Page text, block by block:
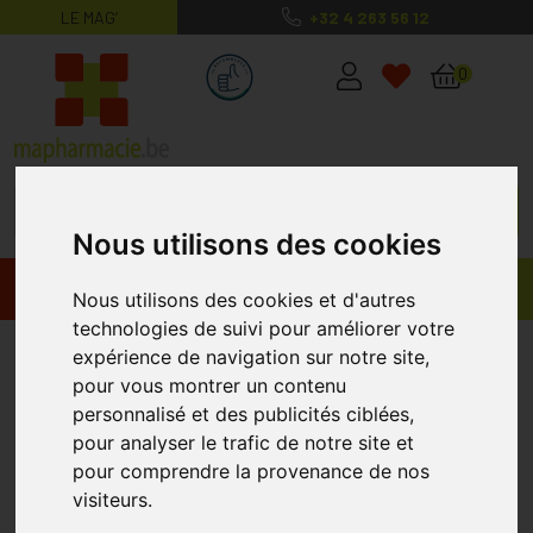
Nous utilisons des cookies
Nous utilisons des cookies et d'autres
technologies de suivi pour améliorer votre
expérience de navigation sur notre site,
pour vous montrer un contenu
personnalisé et des publicités ciblées,
pour analyser le trafic de notre site et
pour comprendre la provenance de nos
visiteurs.
LE MAG’ +32 4 263 56 12
MaPharmacie.be ma santé, mes
0
Promos Produits
La Rosée